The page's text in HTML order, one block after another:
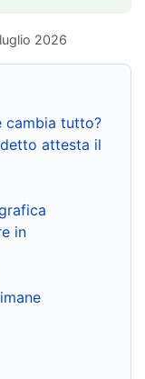
2026
cambia tutto?
attesta il
in